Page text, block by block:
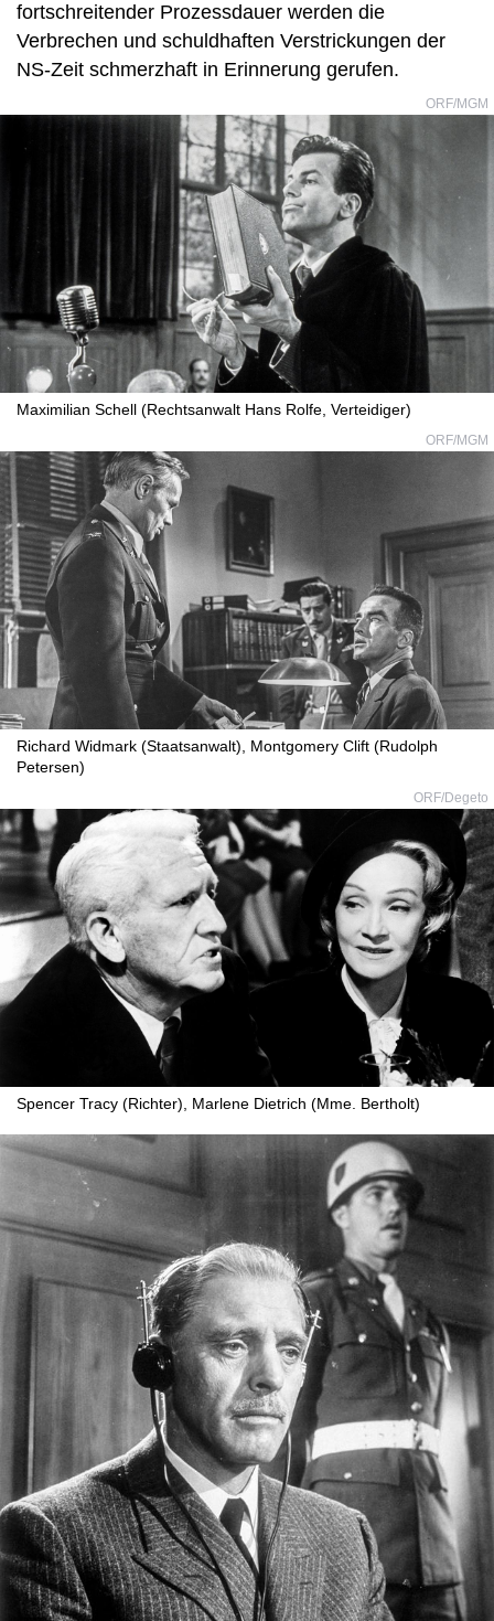
fortschreitender Prozessdauer werden die
Verbrechen und schuldhaften Verstrickungen der
NS-Zeit schmerzhaft in Erinnerung gerufen.
ORF/MGM
Maximilian Schell (Rechtsanwalt Hans Rolfe, Verteidiger)
ORF/MGM
Richard Widmark (Staatsanwalt), Montgomery Clift (Rudolph
Petersen)
ORF/Degeto
Spencer Tracy (Richter), Marlene Dietrich (Mme. Bertholt)